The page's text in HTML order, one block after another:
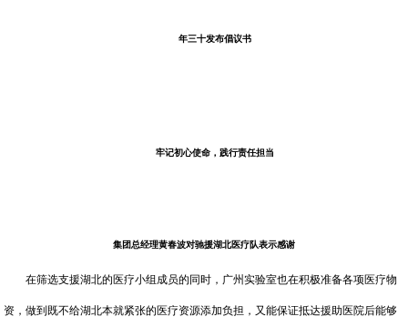
年三十发布倡议书
牢记初心使命，践行责任担当
集团总经理黄春波对驰援湖北医疗队表示感谢
在筛选支援湖北的医疗小组成员的同时，广州实验室也在积极准备各项医疗物
资，做到既不给湖北本就紧张的医疗资源添加负担，又能保证抵达援助医院后能够